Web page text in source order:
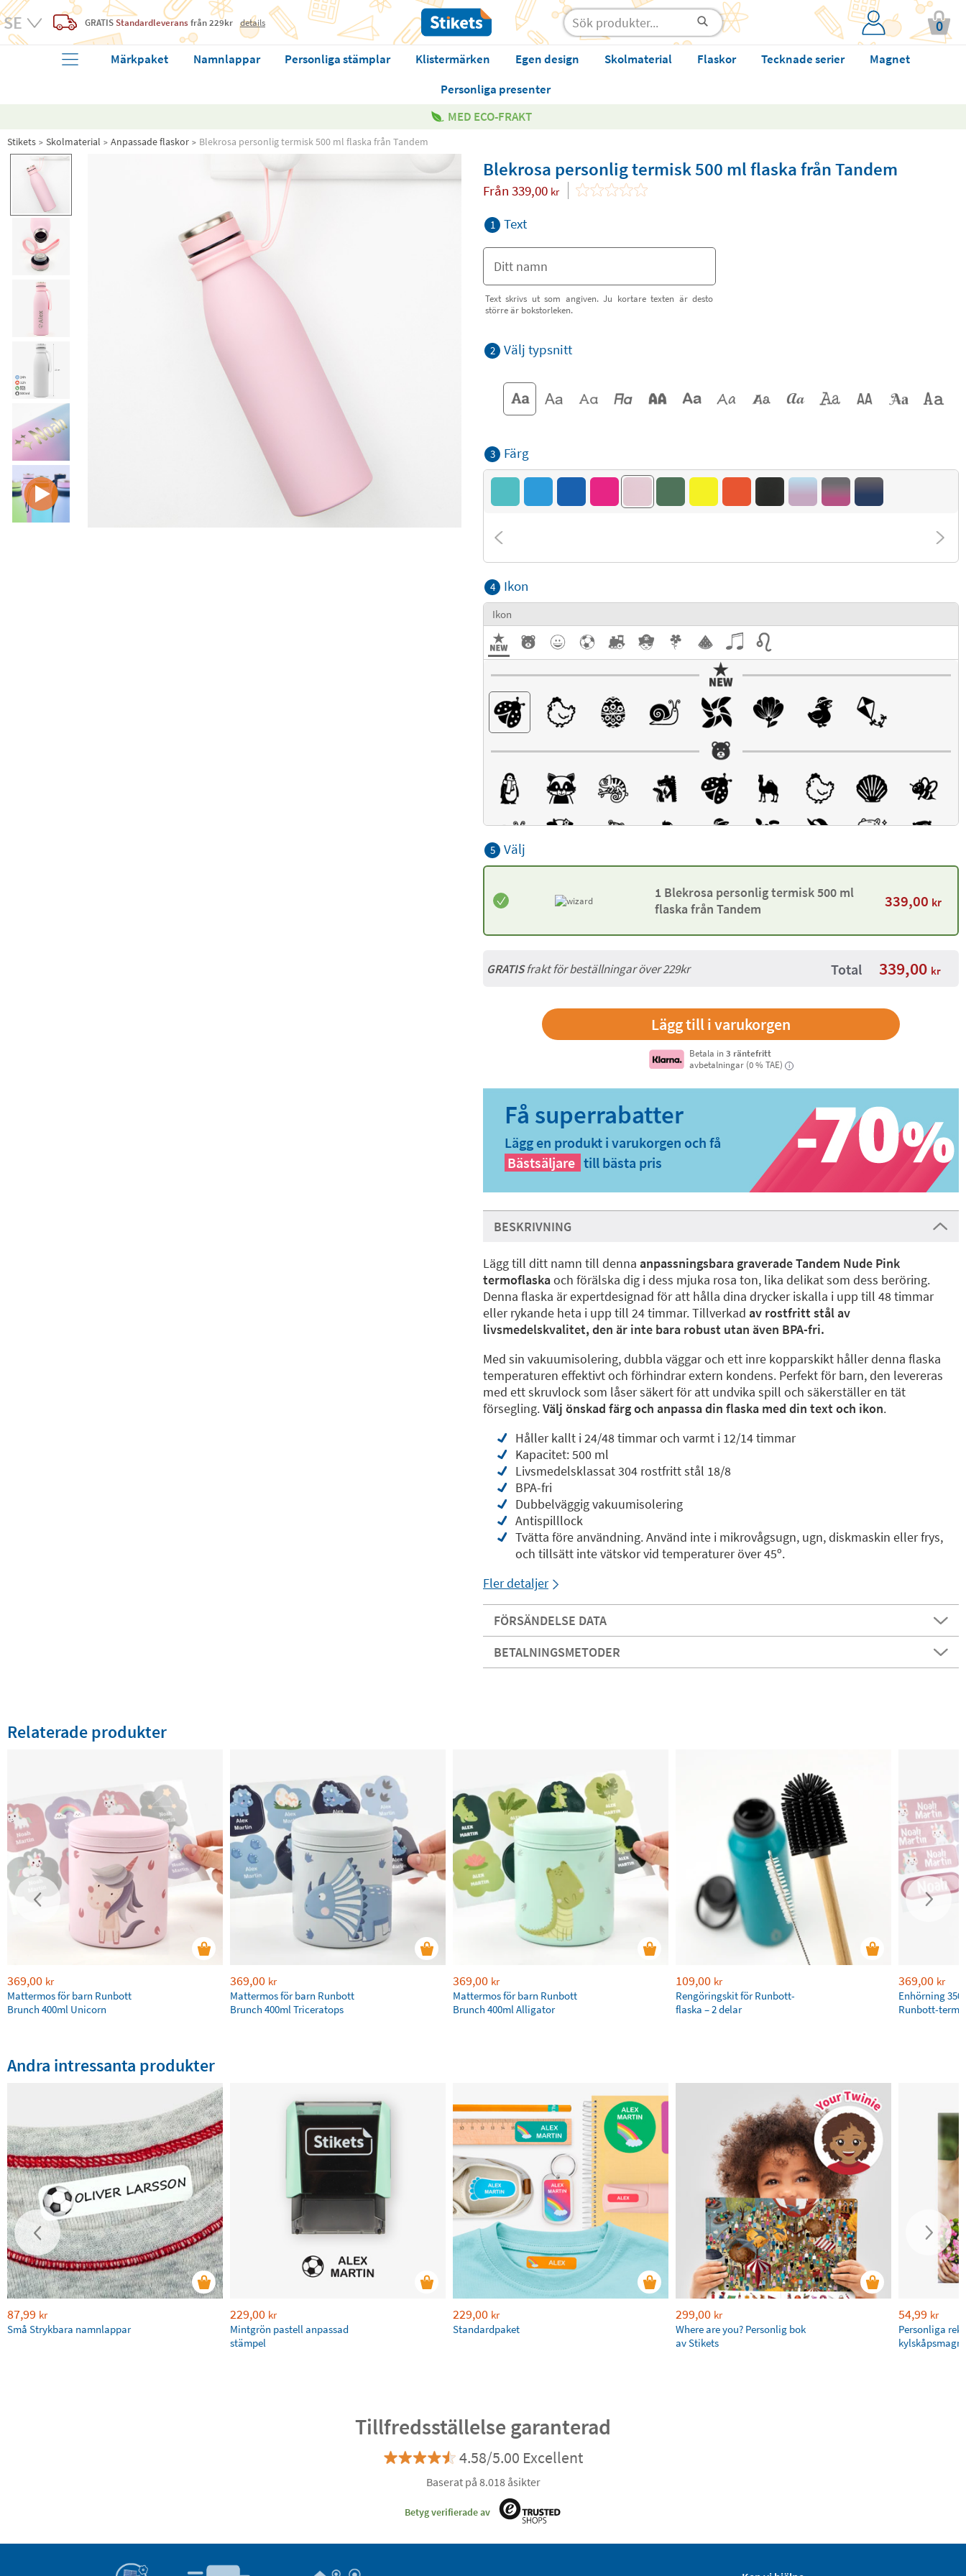
GRATIS Standardleveransfrån 229kr details 0
Märkpaket Namnlappar Personliga stämplar Klistermärken Egen design Skolmaterial Flaskor Tecknade serier
Magnet
Personliga presenter
MED ECO-FRAKT
Stikets Skolmaterial Anpassade flaskor Blekrosa personlig termisk 500 ml flaska från Tandem
Blekrosa personlig termisk 500 ml flaska från Tandem
Från 339,00 kr
1 Text
Text skrivs ut som angiven. Ju kortare texten är desto
större är bokstorleken.
2 Välj typsnitt
3 Färg
4 Ikon
Ikon
5 Välj
1 Blekrosa personlig termisk 500 ml
flaska från Tandem
339,00 kr
GRATISfrakt för beställningar över 229kr Total 339,00 kr
Betala in 3 räntefritt
avbetalningar (0 % TAE)
i
Lägg en produkt i varukorgen och få
Bästsäljare till bästa pris
BESKRIVNING
Lägg till ditt namn till denna anpassningsbara graverade Tandem Nude Pink
termoflaskaoch förälska dig i dess mjuka rosa ton, lika delikat som dess beröring.
Denna flaska är expertdesignad för att hålla dina drycker iskalla i upp till 48 timmar
eller rykande heta i upp till 24 timmar. Tillverkad av rostfritt stål av
livsmedelskvalitet, den är inte bara robust utan även BPA-fri.
Med sin vakuumisolering, dubbla väggar och ett inre kopparskikt håller denna flaska
temperaturen effektivt och förhindrar extern kondens. Perfekt för barn, den levereras
med ett skruvlock som låser säkert för att undvika spill och säkerställer en tät
försegling.Välj önskad färg och anpassa din flaska med din text och ikon.
Håller kallt i 24/48 timmar och varmt i 12/14 timmar
Kapacitet: 500 ml
Livsmedelsklassat 304 rostfritt stål 18/8
BPA-fri
Dubbelväggig vakuumisolering
Antispilllock
Tvätta före användning. Använd inte i mikrovågsugn, ugn, diskmaskin eller frys,
och tillsätt inte vätskor vid temperaturer över 45º.
Fler detaljer
FÖRSÄNDELSE DATA
BETALNINGSMETODER
Relaterade produkter
369,00 kr
Mattermos för barn Runbott
Brunch 400ml Unicorn
369,00 kr
Mattermos för barn Runbott
Brunch 400ml Triceratops
369,00 kr
Mattermos för barn Runbott
Brunch 400ml Alligator
109,00 kr
Rengöringskit för Runbott-
flaska – 2 delar
369,00 kr
Enhörning
Runbott-
Andra intressanta produkter
87,99 kr
Små Strykbara namnlappar
229,00 kr
Mintgrön pastell anpassad
stämpel
229,00 kr
Standardpaket
299,00 kr
Where are you? Personlig bok
av Stikets
54,99 kr
Personliga
Tillfredsställelse garanterad
4.58/5.00 Excellent
Baserat på 8.018 åsikter
Betyg verifierade av